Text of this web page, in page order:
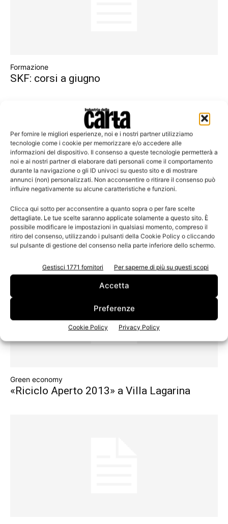
Per fornire le migliori esperienze, noi e i nostri partner utilizziamo
tecnologie come i cookie per memorizzare e/o accedere alle
informazioni del dispositivo. Il consenso a queste tecnologie permetterà a
noi e ai nostri partner di elaborare dati personali come il comportamento
durante la navigazione o gli ID univoci su questo sito e di mostrare
annunci (non) personalizzati. Non acconsentire o ritirare il consenso può
influire negativamente su alcune caratteristiche e funzioni.
Clicca qui sotto per acconsentire a quanto sopra o per fare scelte
dettagliate. Le tue scelte saranno applicate solamente a questo sito. È
possibile modificare le impostazioni in qualsiasi momento, compreso il
ritiro del consenso, utilizzando i pulsanti della Cookie Policy o cliccando
sul pulsante di gestione del consenso nella parte inferiore dello schermo.
Gestisci 1771 fornitori Per saperne di più su questi scopi
Accetta
Preferenze
Cookie Policy Privacy Policy
Formazione
SKF: corsi a giugno
Formazione
San Zeno: «Introduzione alla chimica
applicata alla produzione della carta»
Green economy
«Riciclo Aperto 2013» a Villa Lagarina